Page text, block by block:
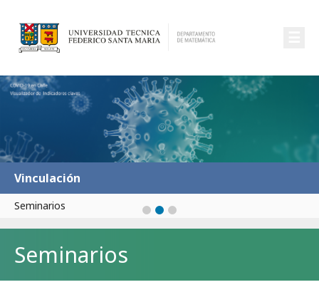
Vinculación
Seminarios
Seminarios